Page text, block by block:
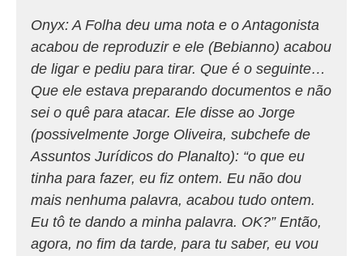
Onyx: A Folha deu uma nota e o Antagonista
acabou de reproduzir e ele (Bebianno) acabou
de ligar e pediu para tirar. Que é o seguinte…
Que ele estava preparando documentos e não
sei o quê para atacar. Ele disse ao Jorge
(possivelmente Jorge Oliveira, subchefe de
Assuntos Jurídicos do Planalto): “o que eu
tinha para fazer, eu fiz ontem. Eu não dou
mais nenhuma palavra, acabou tudo ontem.
Eu tô te dando a minha palavra. OK?” Então,
agora, no fim da tarde, para tu saber, eu vou